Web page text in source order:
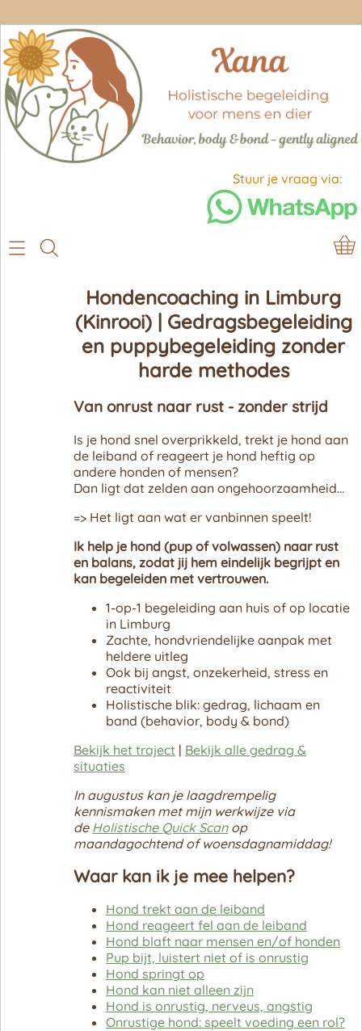
Stuur je vraag via:
Diploma's en certificaten
Holistische Quick Scan
Gedrag & Situaties
Hond trekt aan de leiband
Hond valt uit aan de lijn
Hond blaft naar mens/hond
Pup bijt, luistert niet
Hond springt op
Hond kan niet alleen zijn
Hond is onrustig, angstig
Hond & voeding
Groepslessen
Groepsles Puppy
Groepsles Connectieklas
Begeleid wandelen
Perfect Fit Harnassen
Puppy GroeiPlan
Trainingstools & Wandelmateriaal
Kauwsnacks & Beloningen
Snuffelmatten & Hersenwerk
Hondenvoeding
Diepvriesvoeding
Accessoires
Lessen
Wolf (1985 - 1991)
Pasha (1991 - 2004)
Viggo (2005 - 2013)
Mona (2006 - 2017)
Shaggy (2008-2026))
Grace (2010 - 2016)
Lola (2014 - 2023)
Boden (2017)
Brooklyn (2020)
Reviews op Google & FB
Hondencoaching in Limburg
(Kinrooi) | Gedragsbegeleiding
en puppybegeleiding zonder
harde methodes
Van onrust naar rust - zonder strijd
Is je hond snel overprikkeld, trekt je hond aan
de leiband of reageert je hond heftig op
andere honden of mensen?
Dan ligt dat zelden aan ongehoorzaamheid...
=> Het ligt aan wat er vanbinnen speelt!
Ik help je hond (pup of volwassen) naar rust
en balans, zodat jij hem eindelijk begrijpt en
kan begeleiden met vertrouwen.
1-op-1 begeleiding aan huis of op locatie
in Limburg
Zachte, hondvriendelijke aanpak met
heldere uitleg
Ook bij angst, onzekerheid, stress en
reactiviteit
Holistische blik: gedrag, lichaam en
band (behavior, body & bond)
Bekijk het traject | Bekijk alle gedrag &
situaties
In augustus kan je laagdrempelig
kennismaken met mijn werkwijze via
de Holistische Quick Scanop
maandagochtend of woensdagnamiddag!
Waar kan ik je mee helpen?
Hond trekt aan de leiband
Hond reageert fel aan de leiband
Hond blaft naar mensen en/of honden
Pup bijt, luistert niet of is onrustig
Hond springt op
Hond kan niet alleen zijn
Hond is onrustig, nerveus, angstig
Onrustige hond: speelt voeding een rol?